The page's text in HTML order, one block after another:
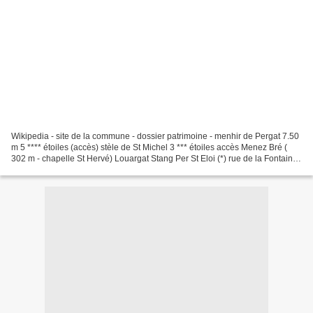
Wikipedia - site de la commune - dossier patrimoine - menhir de Pergat 7.50
m 5 **** étoiles (accès) stèle de St Michel 3 *** étoiles accès Menez Bré (
302 m - chapelle St Hervé) Louargat Stang Per St Eloi (*) rue de la Fontaine